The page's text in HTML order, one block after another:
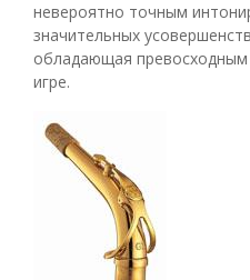
невероятно точным
значительных
обладающая
игре.